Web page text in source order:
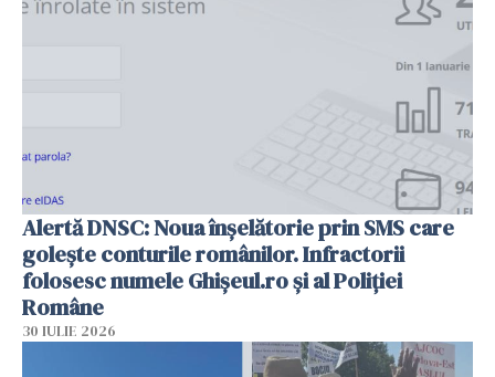
Alertă DNSC: Noua înșelătorie prin SMS care
golește conturile românilor. Infractorii
folosesc numele Ghișeul.ro și al Poliției
Române
30 IULIE 2026